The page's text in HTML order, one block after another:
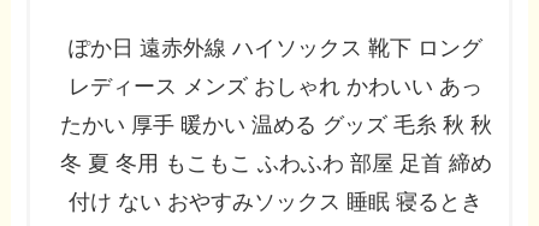
ぽか日 遠赤外線 ハイソックス 靴下 ロング
レディース メンズ おしゃれ かわいい あっ
たかい 厚手 暖かい 温める グッズ 毛糸 秋 秋
冬 夏 冬用 もこもこ ふわふわ 部屋 足首 締め
付け ない おやすみソックス 睡眠 寝るとき